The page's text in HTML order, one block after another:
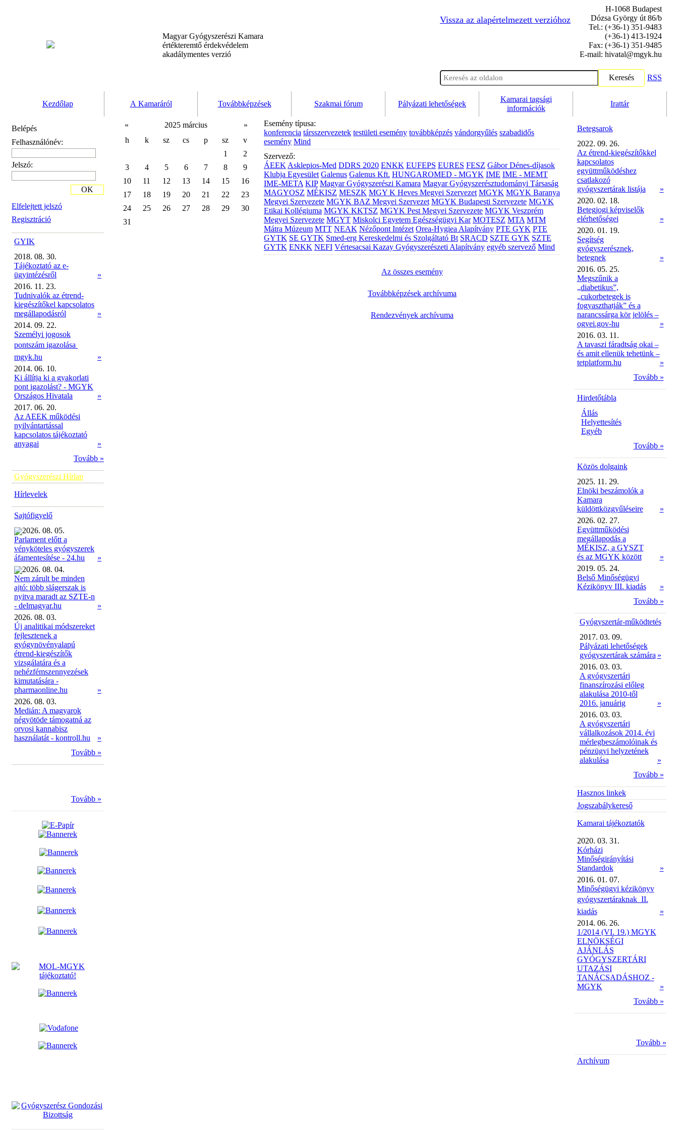
Magyar Gyógyszerészi Kamara
értékteremtő érdekvédelem
akadálymentes verzió
Vissza az alapértelmezett verzióhoz
H-1068 Budapest
Dózsa György út 86/b
Tel.: (+36-1) 351-9483
(+36-1) 413-1924
Fax: (+36-1) 351-9485
E-mail: hivatal@mgyk.hu
Keresés RSS
Kezdőlap A Kamaráról Továbbképzések Szakmai fórum Pályázati lehetőségek
Kamarai tagsági
információk
Irattár
Belépés
Felhasználónév:
Jelszó:
Elfelejtett jelszó
Regisztráció
OK
GYIK
2018. 08. 30.
Tájékoztató az e-
ügyintézésről
»
2016. 11. 23.
Tudnivalók az étrend-
kiegészítőkel kapcsolatos
megállapodásról
»
2014. 09. 22.
Személyi jogosok
pontszám igazolása 
mgyk.hu
»
2014. 06. 10.
Ki állítja ki a gyakorlati
pont igazolást? - MGYK
Országos Hivatala
»
2017. 06. 20.
Az AEEK működési
nyilvántartással
kapcsolatos tájékoztató
anyagai
»
Tovább »
Gyógyszerészi Hírlap
Hírlevelek
Sajtófigyelő
2026. 08. 05.
Parlament előtt a
vényköteles gyógyszerek
áfamentesítése - 24.hu
»
2026. 08. 04.
Nem zárult be minden
ajtó: több slágerszak is
nyitva maradt az SZTE-n
- delmagyar.hu
»
2026. 08. 03.
Új analitikai módszereket
fejlesztenek a
gyógynövényalapú
étrend-kiegészítők
vizsgálatára és a
nehézfémszennyezések
kimutatására -
pharmaonline.hu
»
2026. 08. 03.
Medián: A magyarok
négyötöde támogatná az
orvosi kannabisz
használatát - kontroll.hu
»
Tovább »
Tovább »
« 2025 március
»
h
k sz cs p sz
v
1
2
3
4 5 6 7 8
9
10
11 12 13 14 15
16
17
18 19 20 21 22
23
24
25 26 27 28 29
30
31
Esemény típusa:
konferencia társszervezetek testületi esemény továbbképzés vándorgyűlés szabadidős
esemény Mind
Szervező:
ÁEEK Asklepios-Med DDRS 2020 ENKK EUFEPS EURES FESZ Gábor Dénes-díjasok
Klubja Egyesület Galenus Galenus Kft. HUNGAROMED - MGYK IME IME - MEMT
IME-META KIP Magyar Gyógyszerészi Kamara Magyar Gyógyszerésztudományi Társaság
MAGYOSZ MÉKISZ MESZK MGY K Heves Megyei Szervezet MGYK MGYK Baranya
Megyei Szervezete MGYK BAZ Megyei Szervezet MGYK Budapesti Szervezete MGYK
Etikai Kollégiuma MGYK KKTSZ MGYK Pest Megyei Szervezete MGYK Veszprém
Megyei Szervezete MGYT Miskolci Egyetem Egészségügyi Kar MOTESZ MTA MTM
Mátra Múzeum MTT NEAK Nézőpont Intézet Orea-Hygiea Alapítvány PTE GYK PTE
GYTK SE GYTK Smed-erg Kereskedelmi és Szolgáltató Bt SRACD SZTE GYK SZTE
GYTK ENKK NEFI Vértesacsai Kazay Gyógyszerészeti Alapítvány egyéb szervező Mind
Az összes esemény
Továbbképzések archívuma
Rendezvények archívuma
Betegsarok
2022. 09. 26.
Az étrend-kiegészítőkkel
kapcsolatos
együttműködéshez
csatlakozó
gyógyszertárak listája
»
2020. 02. 18.
Betegjogi képviselők
elérhetőségei
»
2020. 01. 19.
Segítség
gyógyszerésznek,
betegnek
»
2016. 05. 25.
Megszűnik a
„diabetikus”,
„cukorbetegek is
fogyaszthatják” és a
narancssárga kör jelölés –
ogyei.gov-hu
»
2016. 03. 11.
A tavaszi fáradtság okai –
és amit ellenük tehetünk –
tetplatform.hu
»
Tovább »
Hirdetőtábla
Állás
Helyettesítés
Egyéb
Tovább »
Közös dolgaink
2025. 11. 29.
Elnöki beszámolók a
Kamara
küldöttközgyűléseire
»
2026. 02. 27.
Együttműködési
megállapodás a
MÉKISZ, a GYSZT
és az MGYK között
»
2019. 05. 24.
Belső Minőségügyi
Kézikönyv III. kiadás
»
Tovább »
Gyógyszertár-működtetés
2017. 03. 09.
Pályázati lehetőségek
gyógyszertárak számára »
2016. 03. 03.
A gyógyszertári
finanszírozási előleg
alakulása 2010-től
2016. januárig
»
2016. 03. 03.
A gyógyszertári
vállalkozások 2014. évi
mérlegbeszámolóinak és
pénzügyi helyzetének
alakulása
»
Tovább »
Hasznos linkek
Jogszabálykereső
Kamarai tájékoztatók
2020. 03. 31.
Kórházi
Minőségirányítási
Standardok
»
2016. 01. 07.
Minőségügyi kézikönyv
gyógyszertáraknak  II.
kiadás
»
2014. 06. 26.
1/2014 (VI. 19.) MGYK
ELNÖKSÉGI
AJÁNLÁS
GYÓGYSZERTÁRI
UTAZÁSI
TANÁCSADÁSHOZ -
MGYK
»
Tovább »
Tovább »
Archívum